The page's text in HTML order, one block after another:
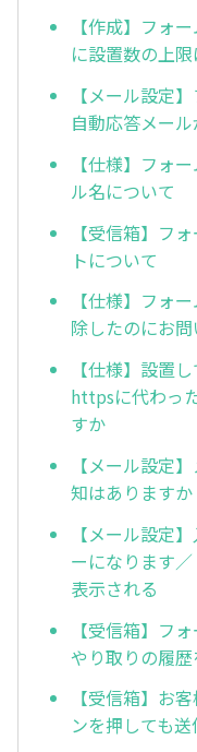
【作成】フォ
に設置数の上
【メール設定
自動応答メー
【仕様】フォ
ル名について
【受信箱】フ
トについて
【仕様】フォ
除したのにお
【仕様】設置
httpsに代わっ
すか
【メール設定
知はありますか
【メール設定
ーになります
表示される
【受信箱】フ
やり取りの履
【受信箱】お
ンを押しても